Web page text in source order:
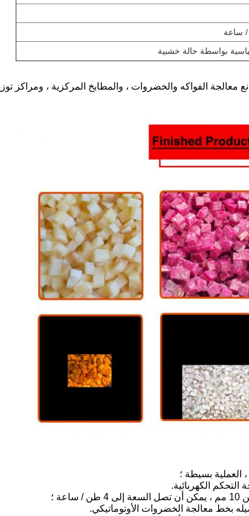
بواسطة حالة خشبية
الفواكه والخضروات ، والمطابخ المركزية ، ومراكز